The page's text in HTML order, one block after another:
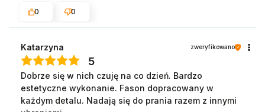
0
0
Katarzyna zweryfikowano
5
Dobrze się w nich czuję na co dzień. Bardzo
estetyczne wykonanie. Fason dopracowany w
każdym detalu. Nadają się do prania razem z innymi